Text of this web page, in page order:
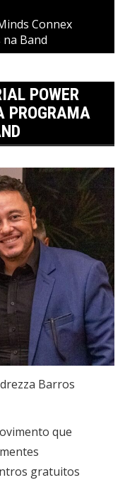
Connex
Band
POWER
PROGRAMA
Barros
que
gratuitos